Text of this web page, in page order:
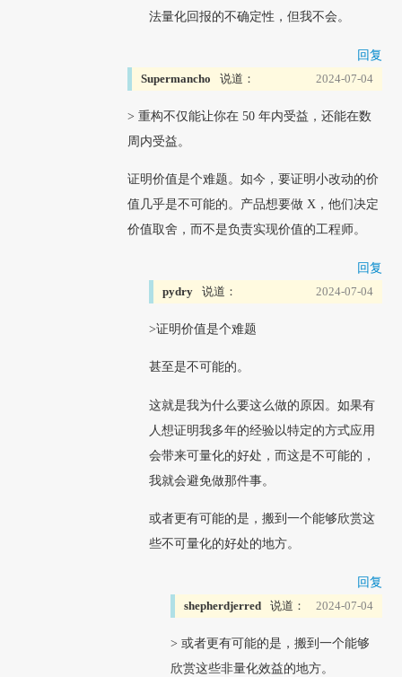
法量化回报的不确定性，但我不会。
回复
Supermancho 说道： 2024-07-04
> 重构不仅能让你在 50 年内受益，还能在数
周内受益。
证明价值是个难题。如今，要证明小改动的价
值几乎是不可能的。产品想要做 X，他们决定
价值取舍，而不是负责实现价值的工程师。
回复
pydry 说道： 2024-07-04
>证明价值是个难题
甚至是不可能的。
这就是我为什么要这么做的原因。如果有
人想证明我多年的经验以特定的方式应用
会带来可量化的好处，而这是不可能的，
我就会避免做那件事。
或者更有可能的是，搬到一个能够欣赏这
些不可量化的好处的地方。
回复
shepherdjerred 说道： 2024-07-04
> 或者更有可能的是，搬到一个能够
欣赏这些非量化效益的地方。